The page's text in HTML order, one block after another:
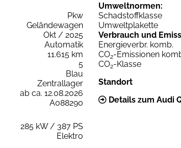
Pkw
Geländewagen
Okt / 2025
Automatik
11.615 km
5
Blau
Zentrallager
ab ca. 12.08.2026
A088290
285 kW / 387 PS
Elektro
Umweltnormen:
Schadstoffklasse
Umweltplakette
Verbrauch und
Energieverbr. komb.
CO2-Emissionen
CO2-Klasse
Standort
Details zum Audi